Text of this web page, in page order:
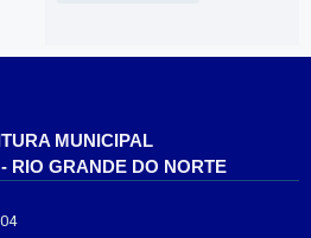
MUNICIPAL
RIO GRANDE DO NORTE